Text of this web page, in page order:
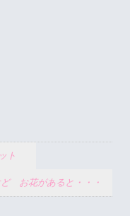
ト
お花があると・・・